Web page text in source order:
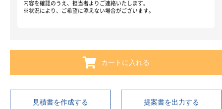
内容を確認のうえ、担当者よりご連絡いたします。
※状況により、ご希望に添えない場合がございます。
カートに入れる
見積書を作成する 提案書を出力する